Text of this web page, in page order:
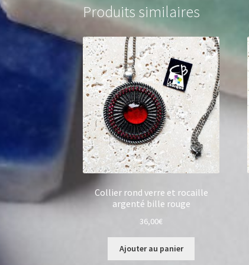
Produits similaires
Collier rond verre et rocaille
argenté bille rouge
36,00€
Ajouter au panier